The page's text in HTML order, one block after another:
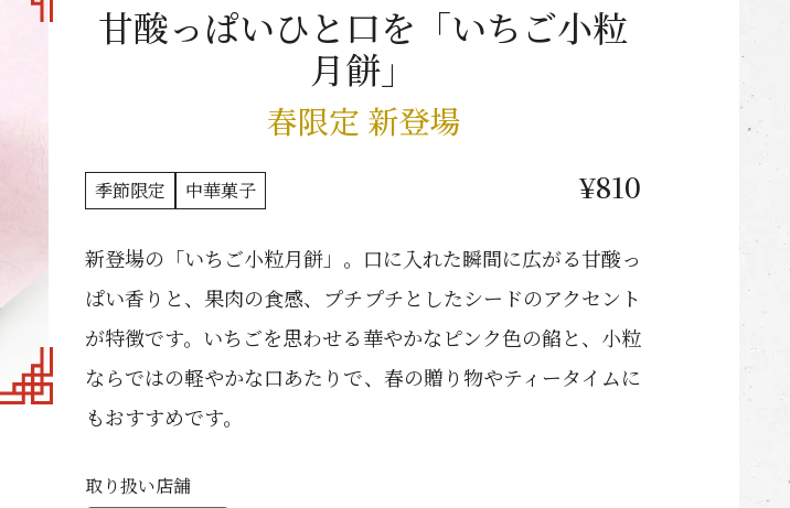
甘酸っぱいひと口を「いちご小粒
月餅」
春限定 新登場
季節限定 中華菓子 ¥810
新登場の「いちご小粒月餅」。口に入れた瞬間に広がる甘酸っ
ぱい香りと、果肉の食感、プチプチとしたシードのアクセント
が特徴です。いちごを思わせる華やかなピンク色の餡と、小粒
ならではの軽やかな口あたりで、春の贈り物やティータイムに
もおすすめです。
取り扱い店舗